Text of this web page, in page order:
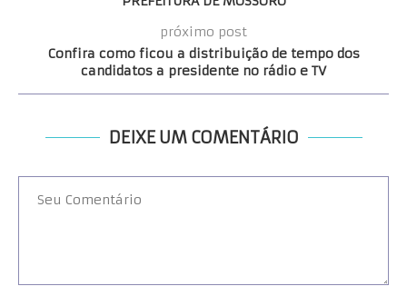
próximo post
Confira como ficou a distribuição de tempo dos
candidatos a presidente no rádio e TV
DEIXE UM COMENTÁRIO